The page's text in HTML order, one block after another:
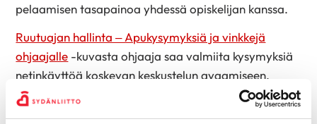
pelaamisen tasapainoa yhdessä opiskelijan kanssa.
Ruutuajan hallinta – Apukysymyksiä ja vinkkejä
ohjaajalle -kuvasta ohjaaja saa valmiita kysymyksiä
netinkäyttöä koskevan keskustelun avaamiseen.
Internet/sosiaalinen media on tärkeä osa